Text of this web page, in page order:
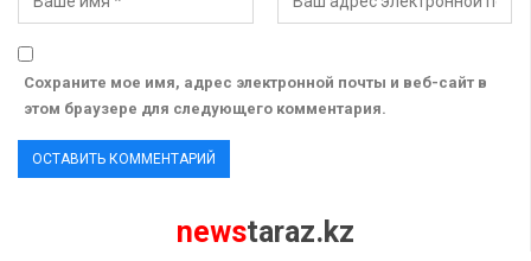
Сохраните мое имя, адрес электронной почты и веб-сайт в
этом браузере для следующего комментария.
newstaraz.kz